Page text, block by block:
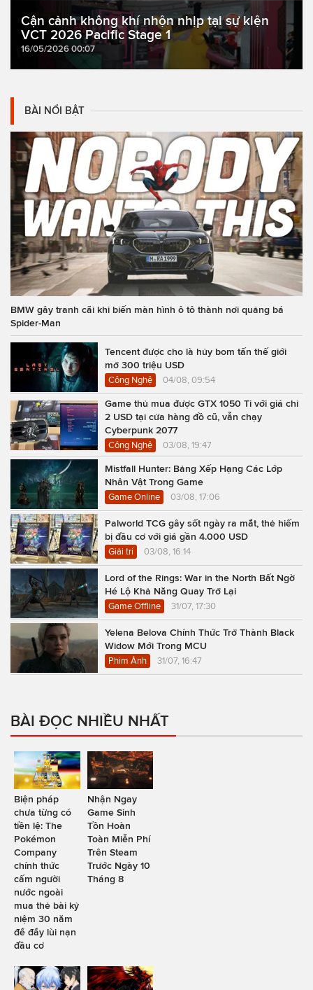
Cận cảnh không khí nhộn nhịp tại sự kiện
VCT 2026 Pacific Stage 1
16/05/2026 00:07
BÀI NỔI BẬT
BMW gây tranh cãi khi biến màn hình ô tô thành nơi quảng bá
Spider-Man
Tencent được cho là hủy bom tấn thế giới
mở 300 triệu USD
Công Nghệ 04/08, 09:54
Game thủ mua được GTX 1050 Ti với giá chỉ
2 USD tại cửa hàng đồ cũ, vẫn chạy
Cyberpunk 2077
Công Nghệ 03/08, 19:47
Mistfall Hunter: Bảng Xếp Hạng Các Lớp
Nhân Vật Trong Game
Game Online 03/08, 17:06
Palworld TCG gây sốt ngày ra mắt, thẻ hiếm
bị đầu cơ với giá gần 4.000 USD
Giải trí 03/08, 16:14
Lord of the Rings: War in the North Bất Ngờ
Hé Lộ Khả Năng Quay Trở Lại
Game Offline 31/07, 17:30
Yelena Belova Chính Thức Trở Thành Black
Widow Mới Trong MCU
Phim Ảnh 31/07, 16:47
BÀI ĐỌC NHIỀU NHẤT
Biện pháp
chưa từng có
tiền lệ: The
Pokémon
Company
chính thức
cấm người
nước ngoài
mua thẻ bài kỷ
niệm 30 năm
để đẩy lùi nạn
đầu cơ
Nhận Ngay
Game Sinh
Tồn Hoàn
Toàn Miễn Phí
Trên Steam
Trước Ngày 10
Tháng 8